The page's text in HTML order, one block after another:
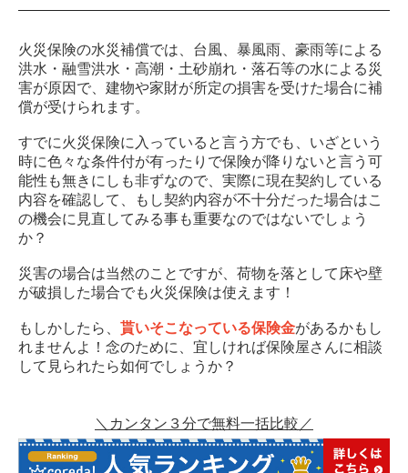
火災保険の水災補償では、台風、暴風雨、豪雨等による
洪水・融雪洪水・高潮・土砂崩れ・落石等の水による災
害が原因で、建物や家財が所定の損害を受けた場合に補
償が受けられます。
すでに火災保険に入っていると言う方でも、いざという
時に色々な条件付が有ったりで保険が降りないと言う可
能性も無きにしも非ずなので、実際に現在契約している
内容を確認して、もし契約内容が不十分だった場合はこ
の機会に見直してみる事も重要なのではないでしょう
か？
災害の場合は当然のことですが、荷物を落として床や壁
が破損した場合でも火災保険は使えます！
もしかしたら、 貰いそこなっている保険金があるかもし
れませんよ！念のために、宜しければ保険屋さんに相談
して見られたら如何でしょうか？
＼カンタン３分で無料一括比較／